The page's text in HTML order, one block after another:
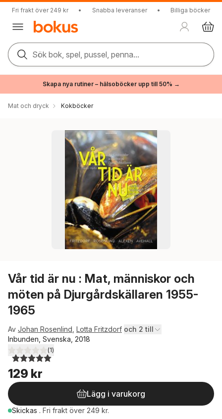
Fri frakt över 249 kr • Snabba leveranser • Billiga böcker
Sök bok, spel, pussel, penna...
Skapa nya rutiner – hälsoböcker upp till 50% →
Mat och dryck Kokböcker
Vår tid är nu : Mat, människor och
möten på Djurgårdskällaren 1955-
1965
Av Johan Rosenlind Lotta Fritzdorf och 2 till
Inbunden, Svenska, 2018
5,0utav 5 stjärnor. Totalt antal röster:
(1)
129 kr
Lägg i varukorg
Skickas . Fri frakt över 249 kr.